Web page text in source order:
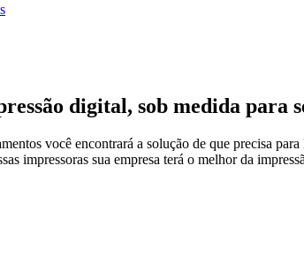
digital, sob medida para
você encontrará a solução de que precisa
impressoras sua empresa terá o melhor da